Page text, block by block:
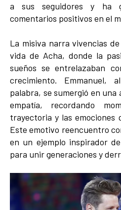
a sus seguidores y ha
comentarios positivos en el
La misiva narra vivencias
vida de Acha, donde la
sueños se entrelazaban
crecimiento. Emmanuel,
palabra, se sumergió en
empatía, recordando
trayectoria y las emociones
Este emotivo reencuentro
en un ejemplo inspirador
para unir generaciones y